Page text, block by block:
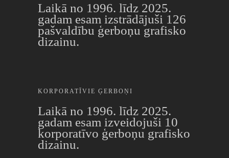
Laikā no 1996. līdz 2025.
gadam esam izstrādājuši 126
pašvaldību ģerboņu grafisko
dizainu.
KORPORATĪVIE ĢERBOŅI
Laikā no 1996. līdz 2025.
gadam esam izveidojuši 10
korporatīvo ģerboņu grafisko
dizainu.